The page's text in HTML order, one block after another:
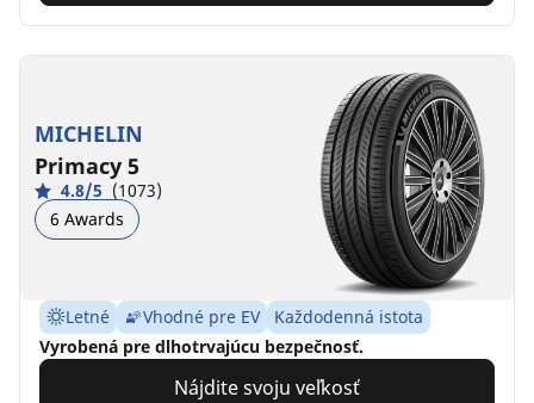
MICHELIN
Primacy 5
4.8/5 (1073)
6 Awards
Letné Vhodné pre EV
Každodenná istota
Vyrobená pre dlhotrvajúcu bezpečnosť.
Nájdite svoju veľkosť